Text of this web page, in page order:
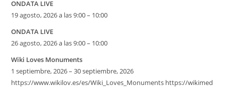
ONDATA LIVE
19 agosto, 2026 a las 9:00 – 10:00
ONDATA LIVE
26 agosto, 2026 a las 9:00 – 10:00
Wiki Loves Monuments
1 septiembre, 2026 – 30 septiembre, 2026
https://www.wikilov.es/es/Wiki_Loves_Monuments https://wikimed